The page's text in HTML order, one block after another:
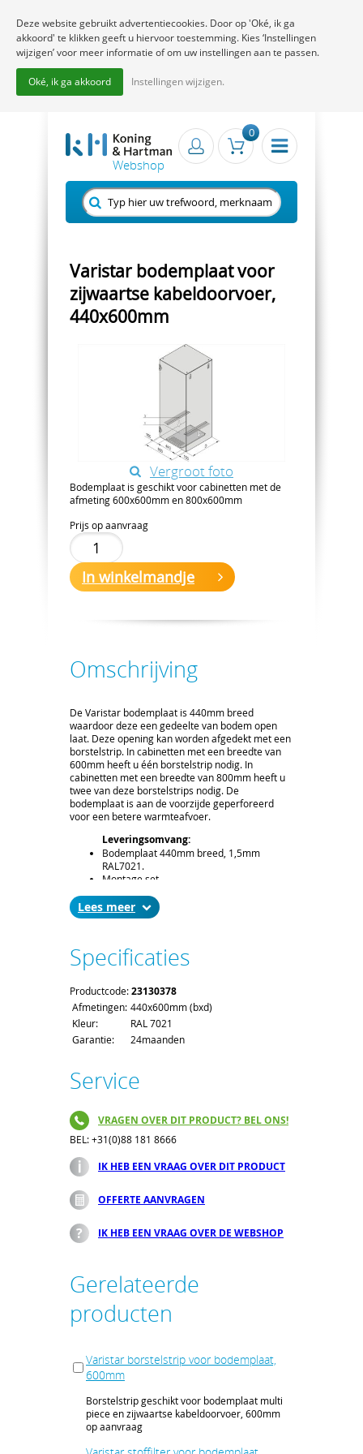
0
Varistar bodemplaat voor
zijwaartse kabeldoorvoer,
440x600mm
Vergroot foto
Bodemplaat is geschikt voor cabinetten met de
afmeting 600x600mm en 800x600mm
Prijs op aanvraag
In winkelmandje
Omschrijving
De Varistar bodemplaat is 440mm breed
waardoor deze een gedeelte van bodem open
laat. Deze opening kan worden afgedekt met een
borstelstrip. In cabinetten met een breedte van
600mm heeft u één borstelstrip nodig. In
cabinetten met een breedte van 800mm heeft u
twee van deze borstelstrips nodig. De
bodemplaat is aan de voorzijde geperforeerd
voor een betere warmteafvoer.
Leveringsomvang:
Bodemplaat 440mm breed, 1,5mm
RAL7021.
Montage set.
Levertijd en Transport:
De levertijd bedraagt ca. 2 á 3 weken. Bij
Voor het afleveren van een bodemplaat
gelden de standaard order- en
Lees
Specificaties
Productcode:23130378
Afmetingen: 440x600mm (bxd)
Kleur:
RAL 7021
Garantie:
24maanden
Service
VRAGEN OVER DIT PRODUCT? BEL ONS!
BEL: +31(0)88 181 8666
IK HEB EEN VRAAG OVER DIT PRODUCT
OFFERTE AANVRAGEN
IK HEB EEN VRAAG OVER DE WEBSHOP
Gerelateerde
producten
Varistar borstelstrip voor bodemplaat,
600mm
Borstelstrip geschikt voor bodemplaat multi
piece en zijwaartse kabeldoorvoer, 600mm
op aanvraag
Deze website gebruikt advertentiecookies. Door op 'Oké, ik ga
akkoord' te klikken geeft u hiervoor toestemming. Kies ‘Instellingen
wijzigen’ voor meer informatie of om uw instellingen aan te passen.
Oké, ik ga akkoord Instellingen wijzigen.